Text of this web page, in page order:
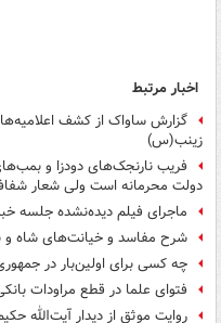
اخبار مرتبط
گزارش ساواک از کشف
زینب(س)
فریب نارنجک‌های دودزا و
دولت محرمانه است ولی شعار
ماجرای فیلم دیده‌نشده جلسه
شرح مفاسد و خیانت‌های شاه و
چه کسی برای اولین‌بار در
فتوای علما در قطع مراودات
روایت موثق از دیدار آیت‌الله